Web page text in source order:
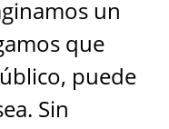
un
que
puede
Sin